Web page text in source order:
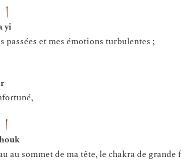
yi
passées et mes émotions turbulentes ;
au sommet de ma tête, le chakra de